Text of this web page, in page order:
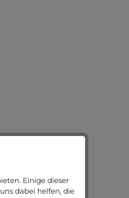
Einige dieser
dabei helfen, die